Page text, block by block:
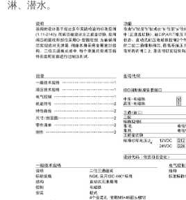
淋、潜水。